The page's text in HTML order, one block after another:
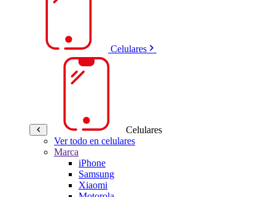
Celulares
Celulares
Ver todo en celulares
Marca
iPhone
Samsung
Xiaomi